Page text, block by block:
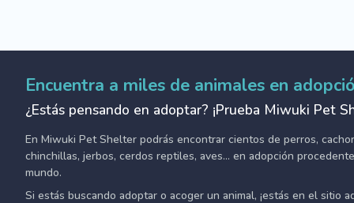
Encuentra a miles de animales en
¿Estás pensando en adoptar? ¡Prueba Miwuki Pet
En Miwuki Pet Shelter podrás encontrar cientos de perros,
chinchillas, jerbos, cerdos reptiles, aves... en adopción
mundo.
Si estás buscando adoptar o acoger un animal, ¡estás en el sitio